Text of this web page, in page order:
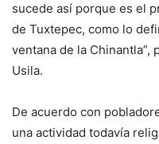
sucede así porque es el
de Tuxtepec, como lo
ventana de la Chinantla”,
Usila.
De acuerdo con
una actividad todavía